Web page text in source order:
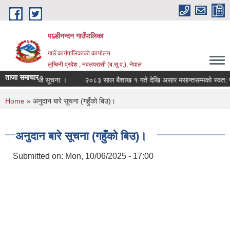
Skip to main content
पाल्हीनन्दन गाउँपालिका
गाउँ कार्यपालिकाको कार्यालय
लुम्बिनी प्रदेश , नवलपरासी (ब.सु.प.), नेपाल
ताजा समाचार :
सम्बन्धी सूचना । २०८३ साल बैशाख १ गते देखि असार मसान्तसम्मको स्वत:
You are here
Home » अनुदान बारे सूचना (गहुँको बिउ)।
अनुदान बारे सूचना (गहुँको बिउ)।
Submitted on: Mon, 10/06/2025 - 17:00